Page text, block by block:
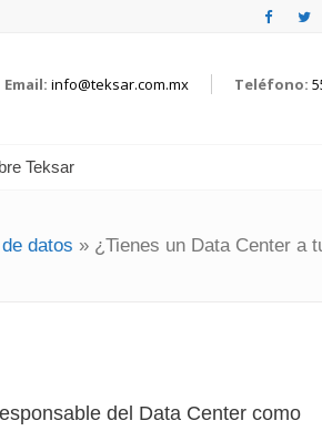
Email: info@teksar.com.mx Teléfono:
Teksar
datos » ¿Tienes un Data Center a
del Data Center como